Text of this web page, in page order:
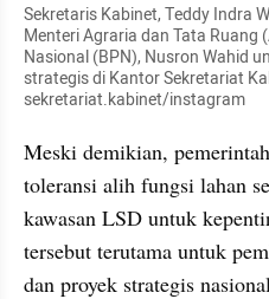
Sekretaris Kabinet, Teddy Indra
Menteri Agraria dan Tata Ruang
Nasional (BPN), Nusron Wahid
strategis di Kantor Sekretariat
sekretariat.kabinet/instagram
Meski demikian,
toleransi alih fungsi lahan
kawasan LSD untuk
tersebut terutama untuk
dan proyek strategis